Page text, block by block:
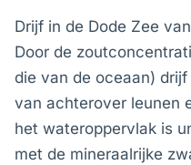
Drijf in de Dode Zee
Door de
die van de oceaan)
van achterover leunen
het wateroppervlak is
met de mineraalrijke